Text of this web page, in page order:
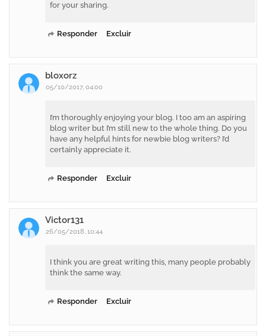
for your sharing.
Responder Excluir
bloxorz
05/10/2017, 04:00
I’m thoroughly enjoying your blog. I too am an aspiring
blog writer but I’m still new to the whole thing. Do you
have any helpful hints for newbie blog writers? I’d
certainly appreciate it.
Responder Excluir
Victor131
26/05/2018, 10:44
I think you are great writing this, many people probably
think the same way.
Responder Excluir